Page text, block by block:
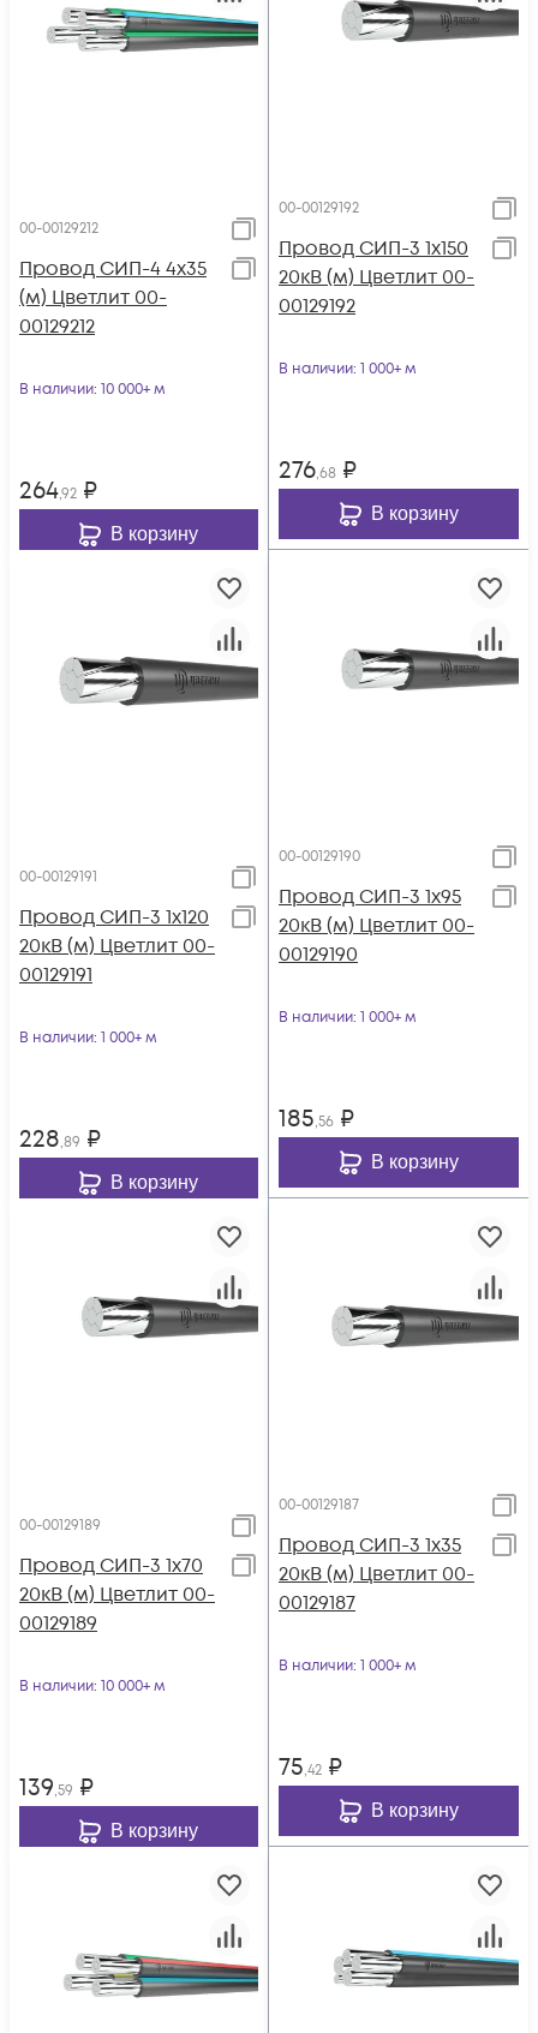
00-00129212
Провод СИП-4 4х35
(м) Цветлит 00-
00129212
В наличии: 10 000+ м
264,92 ₽
В корзину
00-00129192
Провод СИП-3 1х150
20кВ (м) Цветлит 00-
00129192
В наличии: 1 000+ м
276,68 ₽
В корзину
00-00129191
Провод СИП-3 1х120
20кВ (м) Цветлит 00-
00129191
В наличии: 1 000+ м
228,89 ₽
В корзину
00-00129190
Провод СИП-3 1х95
20кВ (м) Цветлит 00-
00129190
В наличии: 1 000+ м
185,56 ₽
В корзину
00-00129189
Провод СИП-3 1х70
20кВ (м) Цветлит 00-
00129189
В наличии: 10 000+ м
139,59 ₽
В корзину
00-00129187
Провод СИП-3 1х35
20кВ (м) Цветлит 00-
00129187
В наличии: 1 000+ м
75,42 ₽
В корзину